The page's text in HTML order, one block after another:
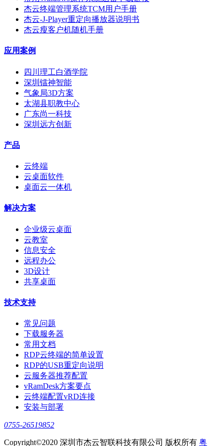
杰云终端管理系统TCM用户手册
杰云-J-Player重定向播放器说明书
杰云瘦客户机随机手册
应用案例
四川理工白酒学院
深圳镭神智能
气象局3D方案
太湖县职教中心
广东尚一科技
深圳远方创新
产品
云终端
云桌面软件
桌面云一体机
解决方案
企业级云桌面
云教室
信息安全
远程办公
3D设计
共享桌面
技术支持
常见问题
下载服务器
常用文档
RDP云终端的简单设置
RDP的USB重定向说明
云服务器推荐配置
vRamDesk方案要点
云终端配置vRD连接
安装与部署
0755-26519852
Copyright©2020 深圳市杰云智联科技有限公司 版权所有 粤